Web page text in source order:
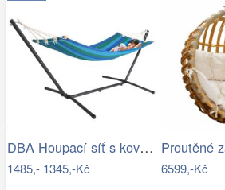
DBA Houpací síť s kovovým rámem 200 x…
1485,-1345,-Kč 6599,-Kč